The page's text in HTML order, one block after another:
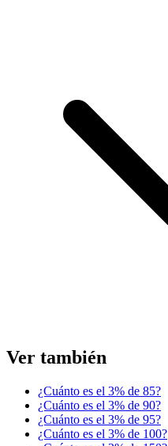
Ver también
¿Cuánto es el 3% de 85?
¿Cuánto es el 3% de 90?
¿Cuánto es el 3% de 95?
¿Cuánto es el 3% de 100?